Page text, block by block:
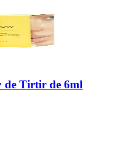
de Tirtir de 6ml